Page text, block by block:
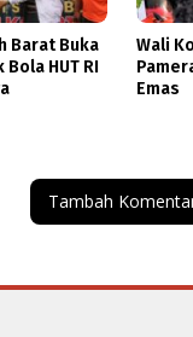
Barat Buka
HUT RI
Wali
Emas
Tambah